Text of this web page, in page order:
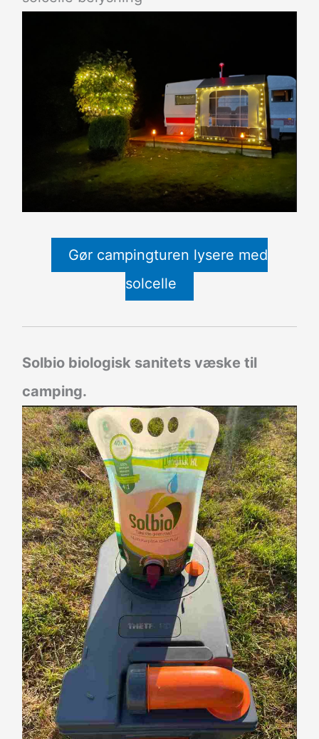
Gør campingturen lysere med
solcelle
Solbio biologisk sanitets væske til
camping.